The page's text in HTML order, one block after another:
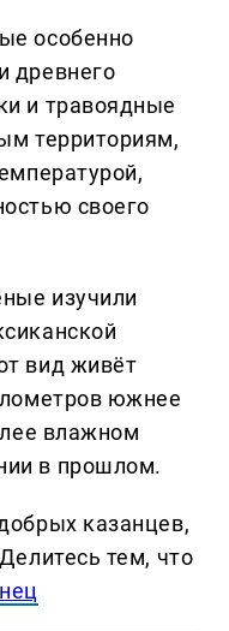
особенно
древнего
и травоядные
территориям,
своего
изучили
вид живёт
южнее
влажном
в прошлом.
казанцев,
тем, что